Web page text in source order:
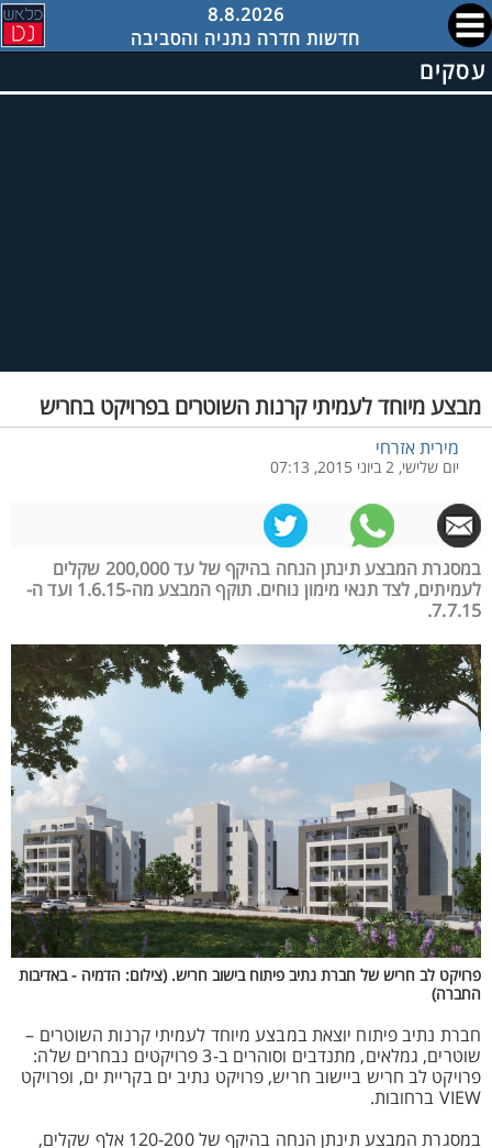
8.8.2026
חדשות חדרה נתניה והסביבה
עסקים
מבצע מיוחד לעמיתי קרנות השוטרים בפרויקט בחריש
מירית אזרחי
יום שלישי, 2 ביוני 2015, 07:13
במסגרת המבצע תינתן הנחה בהיקף של עד 200,000 שקלים
לעמיתים, לצד תנאי מימון נוחים. תוקף המבצע מה-1.6.15 ועד ה-
7.7.15.
פרויקט לב חריש של חברת נתיב פיתוח בישוב חריש. (צילום: הדמיה - באדיבות
החברה)
חברת נתיב פיתוח יוצאת במבצע מיוחד לעמיתי קרנות השוטרים –
שוטרים, גמלאים, מתנדבים וסוהרים ב-3 פרויקטים נבחרים שלה:
פרויקט לב חריש ביישוב חריש, פרויקט נתיב ים בקריית ים, ופרויקט
VIEW ברחובות.
במסגרת המבצע תינתן הנחה בהיקף של 120-200 אלף שקלים,